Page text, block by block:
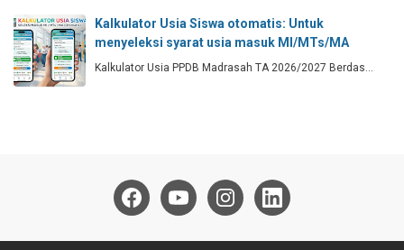
Kalkulator Usia Siswa otomatis: Untuk
menyeleksi syarat usia masuk MI/MTs/MA
Kalkulator Usia PPDB Madrasah TA 2026/2027 Berdas…